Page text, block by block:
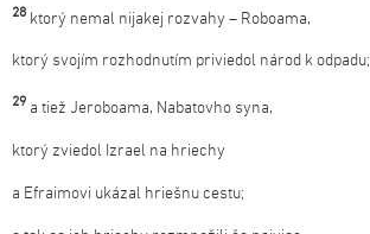
28 ktorý nemal nijakej rozvahy – Roboama,
ktorý svojím rozhodnutím priviedol národ k odpadu;
29 a tiež Jeroboama, Nabatovho syna,
ktorý zviedol Izrael na hriechy
a Efraimovi ukázal hriešnu cestu;